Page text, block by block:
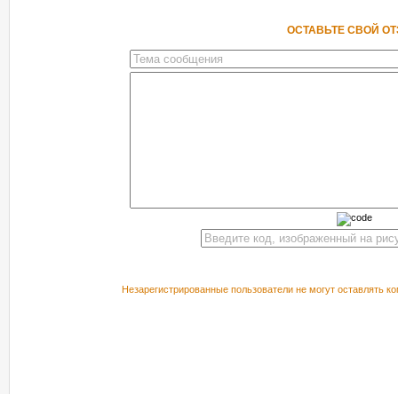
ОСТАВЬТЕ СВОЙ
Незарегистрированные пользователи не могут оставлять